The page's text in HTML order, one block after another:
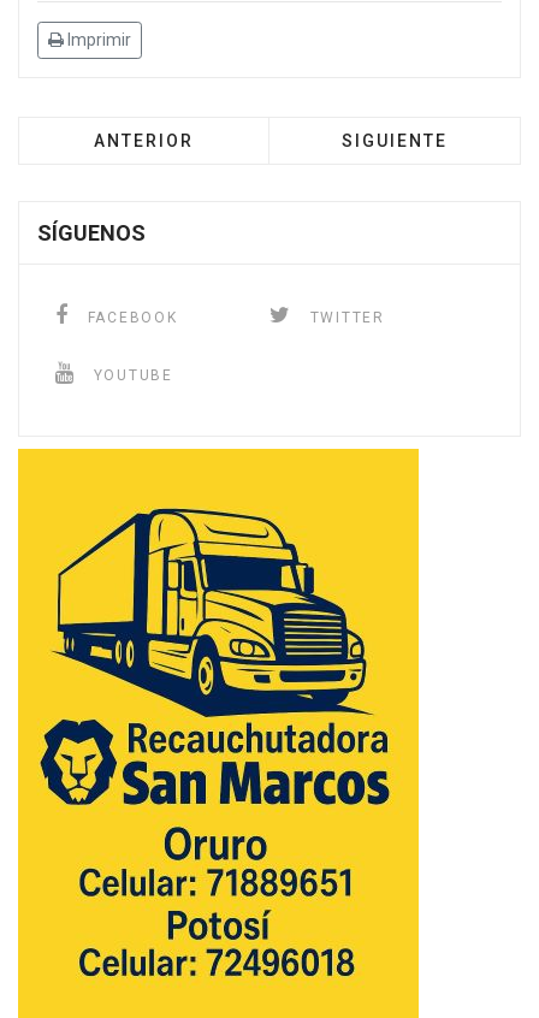
Imprimir
ANTERIOR SIGUIENTE
SÍGUENOS
FACEBOOK TWITTER
YOUTUBE